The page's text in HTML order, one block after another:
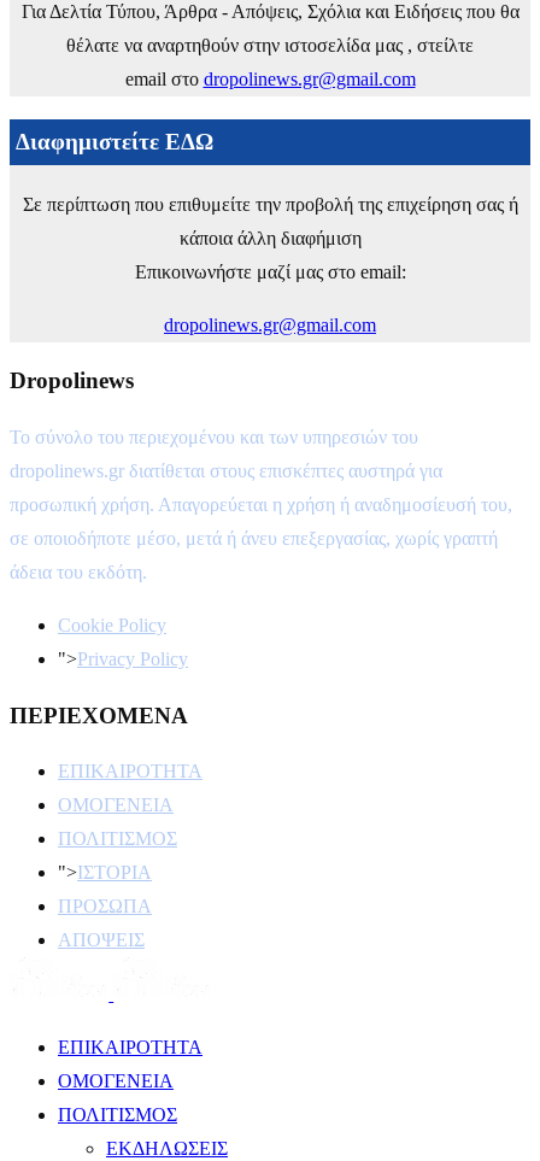
Για Δελτία Τύπου, Άρθρα - Απόψεις, Σχόλια και Ειδήσεις που θα
θέλατε να αναρτηθούν στην ιστοσελίδα μας , στείλτε
email στο dropolinews.gr@gmail.com
Διαφημιστείτε ΕΔΩ
Σε περίπτωση που επιθυμείτε την προβολή της επιχείρηση σας ή
κάποια άλλη διαφήμιση
Επικοινωνήστε μαζί μας στο email:
dropolinews.gr@gmail.com
Dropolinews
Το σύνολο του περιεχομένου και των υπηρεσιών του
dropolinews.gr διατίθεται στους επισκέπτες αυστηρά για
προσωπική χρήση. Απαγορεύεται η χρήση ή αναδημοσίευσή του,
σε οποιοδήποτε μέσο, μετά ή άνευ επεξεργασίας, χωρίς γραπτή
άδεια του εκδότη.
Cookie Policy
">Privacy Policy
ΠΕΡΙΕΧΟΜΕΝΑ
ΕΠΙΚΑΙΡΟΤΗΤΑ
ΟΜΟΓΕΝΕΙΑ
ΠΟΛΙΤΙΣΜΟΣ
">ΙΣΤΟΡΙΑ
ΠΡΟΣΩΠΑ
ΑΠΟΨΕΙΣ
ΕΠΙΚΑΙΡΟΤΗΤΑ
ΟΜΟΓΕΝΕΙΑ
ΠΟΛΙΤΙΣΜΟΣ
ΕΚΔΗΛΩΣΕΙΣ